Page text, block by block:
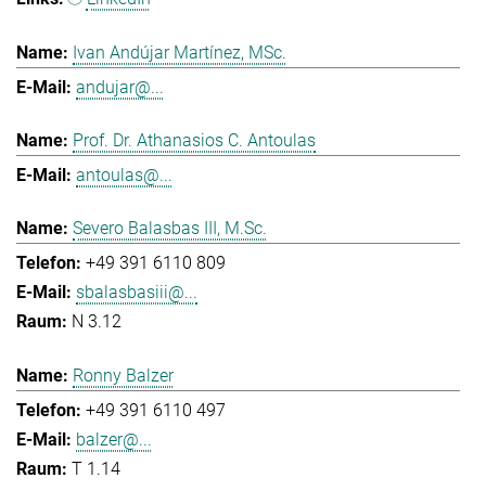
Ivan Andújar Martínez, MSc.
andujar@...
Prof. Dr. Athanasios C. Antoulas
antoulas@...
Severo Balasbas III, M.Sc.
+49 391 6110 809
sbalasbasiii@...
N 3.12
Ronny Balzer
+49 391 6110 497
balzer@...
T 1.14